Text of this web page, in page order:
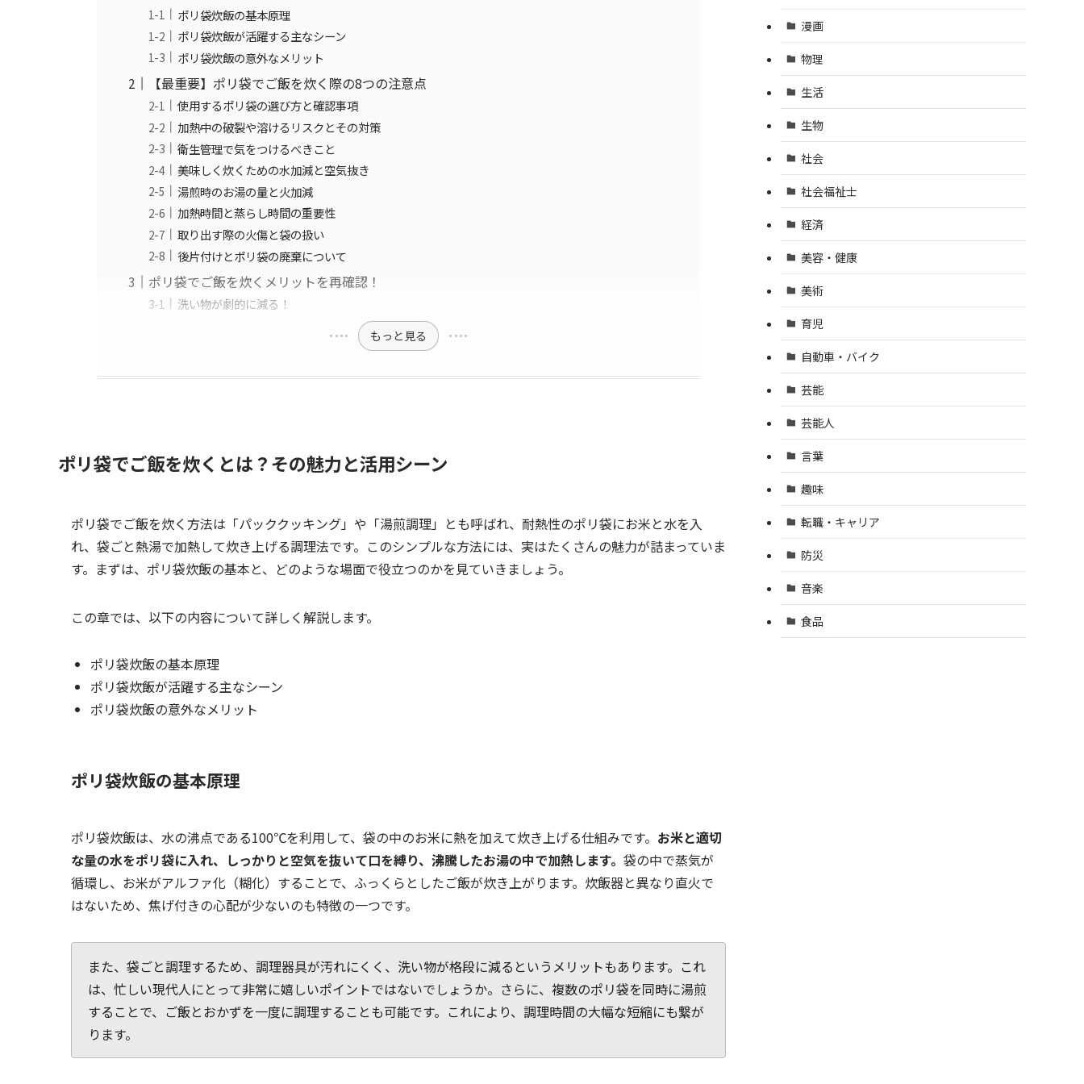
ポリ袋炊飯の基本原理
ポリ袋炊飯が活躍する主なシーン
ポリ袋炊飯の意外なメリット
【最重要】ポリ袋でご飯を炊く際の8つの注意点
使用するポリ袋の選び方と確認事項
加熱中の破裂や溶けるリスクとその対策
衛生管理で気をつけるべきこと
美味しく炊くための水加減と空気抜き
湯煎時のお湯の量と火加減
加熱時間と蒸らし時間の重要性
取り出す際の火傷と袋の扱い
後片付けとポリ袋の廃棄について
ポリ袋でご飯を炊くメリットを再確認！
洗い物が劇的に減る！
もっと見る
ポリ袋でご飯を炊くとは？その魅力と活用シーン
ポリ袋でご飯を炊く方法は「パッククッキング」や「湯煎調理」とも呼ばれ、耐熱性のポリ袋にお米と水を入
れ、袋ごと熱湯で加熱して炊き上げる調理法です。このシンプルな方法には、実はたくさんの魅力が詰まっていま
す。まずは、ポリ袋炊飯の基本と、どのような場面で役立つのかを見ていきましょう。
この章では、以下の内容について詳しく解説します。
ポリ袋炊飯の基本原理
ポリ袋炊飯が活躍する主なシーン
ポリ袋炊飯の意外なメリット
ポリ袋炊飯の基本原理
ポリ袋炊飯は、水の沸点である100℃を利用して、袋の中のお米に熱を加えて炊き上げる仕組みです。 お米と適切
な量の水をポリ袋に入れ、しっかりと空気を抜いて口を縛り、沸騰したお湯の中で加熱します。 袋の中で蒸気が
循環し、お米がアルファ化（糊化）することで、ふっくらとしたご飯が炊き上がります。炊飯器と異なり直火で
はないため、焦げ付きの心配が少ないのも特徴の一つです。
また、袋ごと調理するため、調理器具が汚れにくく、洗い物が格段に減るというメリットもあります。これ
は、忙しい現代人にとって非常に嬉しいポイントではないでしょうか。さらに、複数のポリ袋を同時に湯煎
することで、ご飯とおかずを一度に調理することも可能です。これにより、調理時間の大幅な短縮にも繋が
ります。
漫画
物理
生活
生物
社会
社会福祉士
経済
美容・健康
美術
育児
自動車・バイク
芸能
芸能人
言葉
趣味
転職・キャリア
防災
音楽
食品